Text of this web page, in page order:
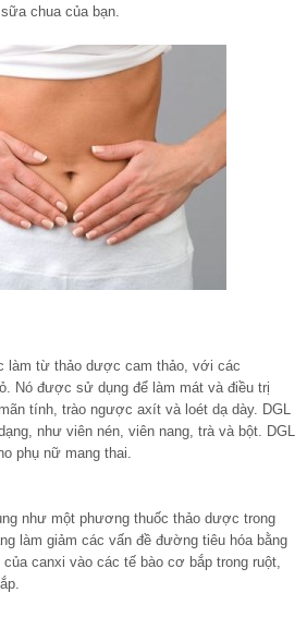
chua của bạn.
làm từ thảo dược cam thảo, với các
Nó được sử dụng để làm mát và điều trị
tính, trào ngược axít và loét dạ dày. DGL
như viên nén, viên nang, trà và bột. DGL
phụ nữ mang thai.
như một phương thuốc thảo dược trong
làm giảm các vấn đề đường tiêu hóa bằng
canxi vào các tế bào cơ bắp trong ruột,